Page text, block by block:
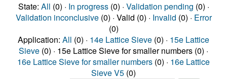
State: All (0) · In progress(0) · Validation pending (0) ·
Validation inconclusive(0) · Valid (0) · Invalid (0) · Error
(0)
Application: All (0) · 14e Lattice Sieve (0) · 15e Lattice
Sieve (0) · 15e Lattice Sieve for smaller numbers (0) ·
16e Lattice Sieve for smaller numbers (0) · 16e Lattice
Sieve V5 (0)